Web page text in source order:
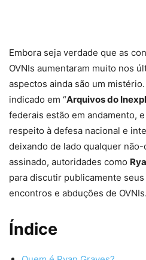
Embora seja verdade que as
OVNIs aumentaram muito nos
aspectos ainda são um
indicado em “Arquivos do
federais estão em andamento,
respeito à defesa nacional e
deixando de lado qualquer
assinado, autoridades como
para discutir publicamente
encontros e abduções de OVNIs.
Índice